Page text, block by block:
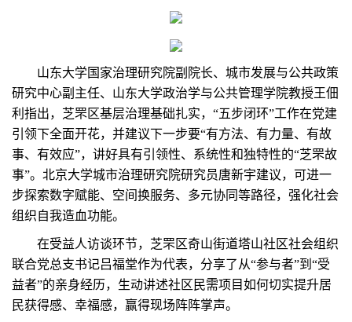
山东大学国家治理研究院副院长、城市发展与公共政策
研究中心副主任、山东大学政治学与公共管理学院教授王佃
利指出，芝罘区基层治理基础扎实，“五步闭环”工作在党建
引领下全面开花，并建议下一步要“有方法、有力量、有故
事、有效应”，讲好具有引领性、系统性和独特性的“芝罘故
事”。北京大学城市治理研究院研究员唐新宇建议，可进一
步探索数字赋能、空间换服务、多元协同等路径，强化社会
组织自我造血功能。
在受益人访谈环节，芝罘区奇山街道塔山社区社会组织
联合党总支书记吕福堂作为代表，分享了从“参与者”到“受
益者”的亲身经历，生动讲述社区民需项目如何切实提升居
民获得感、幸福感，赢得现场阵阵掌声。